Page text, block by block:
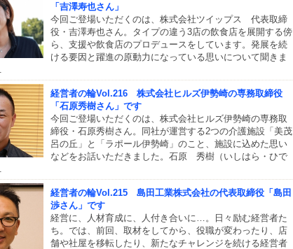
「吉澤寿也さん」
今回ご登場いただくのは、株式会社ツイップス 代表取締
役・吉澤寿也さん。タイプの違う3店の飲食店を展開する傍
ら、支援や飲食店のプロデュースをしています。発展を続
ける要因と躍進の原動力になっている思いについて聞きま
経営者の輪Vol.216 株式会社ヒルズ伊勢崎の専務取締役
「石原秀樹さん」です
今回ご登場いただくのは、株式会社ヒルズ伊勢崎の専務取
締役・石原秀樹さん。同社が運営する2つの介護施設「美茂
呂の丘」と「ラポール伊勢崎」のこと、施設に込めた思い
などをお話いただきました。石原 秀樹（いしはら・ひで
経営者の輪Vol.215 島田工業株式会社の代表取締役「島田
渉さん」です
経営に、人材育成に、人付き合いに…。日々励む経営者た
ち。では、前回、取材をしてから、役職が変わったり、店
舗や社屋を移転したり、新たなチャレンジを続ける経営者